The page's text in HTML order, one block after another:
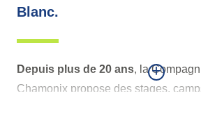
Blanc.
Depuis plus de 20 ans, la
Chamonix propose des stages,
+